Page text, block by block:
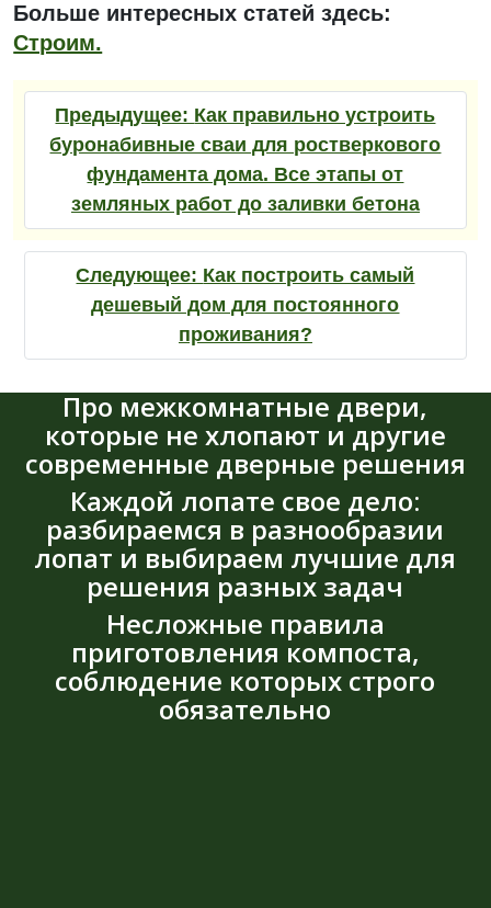
Больше интересных статей здесь:
Строим.
Предыдущее: Как правильно устроить
буронабивные сваи для ростверкового
фундамента дома. Все этапы от
земляных работ до заливки бетона
Следующее: Как построить самый
дешевый дом для постоянного
проживания?
Про межкомнатные двери,
которые не хлопают и другие
современные дверные решения
Каждой лопате свое дело:
разбираемся в разнообразии
лопат и выбираем лучшие для
решения разных задач
Несложные правила
приготовления компоста,
соблюдение которых строго
обязательно